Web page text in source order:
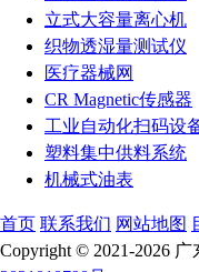
立式大容量离心机
织物透湿量测试仪
医疗器械网
CR Magnetic传感器
工业自动化扫码设
塑料集中供料系统
机械式油表
首页 联系我们 网站地图
Copyright © 2021-2026